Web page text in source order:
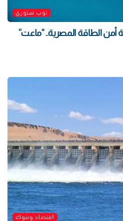
توب ستوري
الطاقة المصرية.. “ماعت”
اقتصاد وبنوك